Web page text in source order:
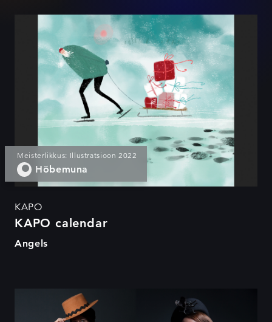
KAPO calendar
Meisterlikkus: Illustratsioon 2022
Hõbemuna
KAPO
KAPO calendar
Angels
Kanname kultuuri